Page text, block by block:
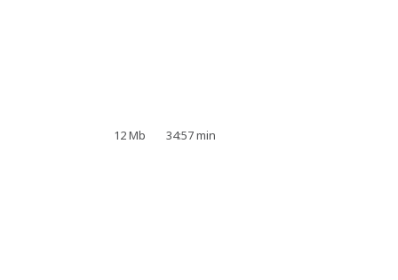
12 Mb 34:57 min